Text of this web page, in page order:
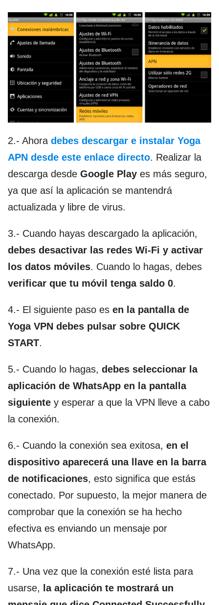
2.- Ahora debes descargar e instalar Yoga
APN desde este enlace directo. Realizar la
descarga desde Google Play es más seguro,
ya que así la aplicación se mantendrá
actualizada y libre de virus.
3.- Cuando hayas descargado la aplicación,
debes desactivar las redes Wi-Fi y activar
los datos móviles. Cuando lo hagas, debes
verificar que tu móvil tenga saldo 0.
4.- El siguiente paso es en la pantalla de
Yoga VPN debes pulsar sobre QUICK
START.
5.- Cuando lo hagas, debes seleccionar la
aplicación de WhatsApp en la pantalla
siguiente y esperar a que la VPN lleve a cabo
la conexión.
6.- Cuando la conexión sea exitosa, en el
dispositivo aparecerá una llave en la barra
de notificaciones, esto significa que estás
conectado. Por supuesto, la mejor manera de
comprobar que la conexión se ha hecho
efectiva es enviando un mensaje por
WhatsApp.
7.- Una vez que la conexión esté lista para
usarse, la aplicación te mostrará un